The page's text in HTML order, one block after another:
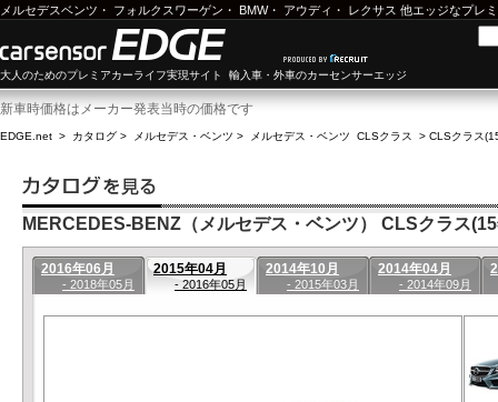
メルセデスベンツ ・ フォルクスワーゲン ・ BMW・ アウディ ・ レクサス 他エッジなプレ
大人のためのプレミアカーライフ実現サイト 輸入車・外車のカーセンサーエッジ
新車時価格はメーカー発表当時の価格です
EDGE.net > カタログ > メルセデス・ベンツ > メルセデス・ベンツ CLSクラス > CLSクラス
MERCEDES-BENZ（メルセデス・ベンツ） CLSクラス
2016年06月
- 2018年05月
2015年04月
- 2016年05月
2014年10月
- 2015年03月
2014年04月
- 2014年09月